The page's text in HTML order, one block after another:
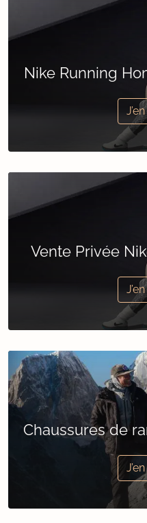
Nike Running
Vente Privée
Chaussures de